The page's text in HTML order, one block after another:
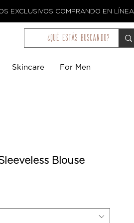
EXCLUSIVOS COMPRANDO EN LÍNEA.
¿qué estás buscando?
Skincare For Men
Blouse